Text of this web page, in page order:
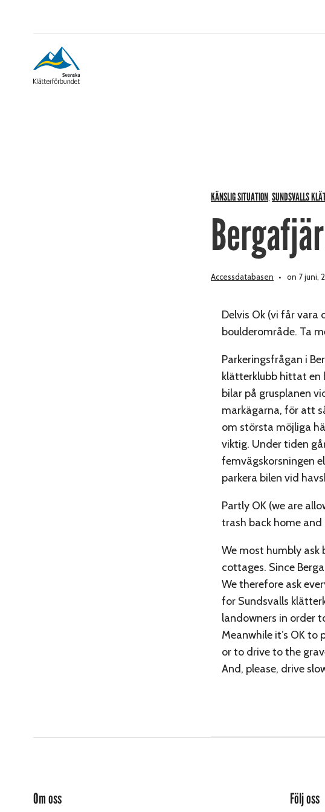
KÄNSLIG SITUATION SUNDSVALLS
Accessdatabasen on 7 juni,
Delvis Ok (vi får
boulderområde. Ta
Parkeringsfrågan i
klätterklubb hittat en
bilar på grusplanen
markägarna, för att
om största möjliga
viktig. Under tiden
femvägskorsningen
parkera bilen vid
Partly OK (we are
trash back home
We most humbly ask
cottages. Since
We therefore ask
for Sundsvalls
landowners in order
Meanwhile it’s OK
or to drive to the
And, please, drive
Om oss Följ oss